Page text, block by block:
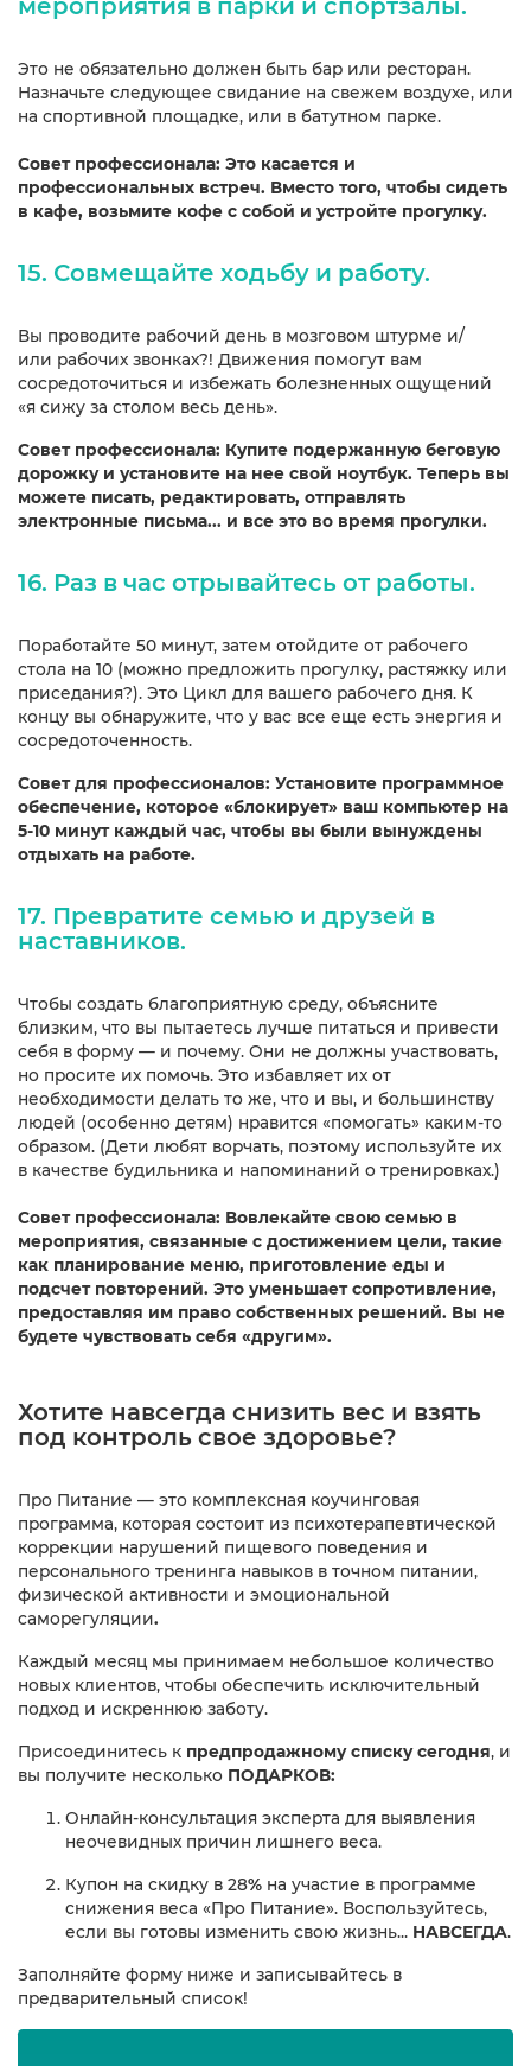
мероприятия в парки и спортзалы.
Это не обязательно должен быть бар или ресторан.
Назначьте следующее свидание на свежем воздухе, или
на спортивной площадке, или в батутном парке.
Совет профессионала: Это касается и
профессиональных встреч. Вместо того, чтобы сидеть
в кафе, возьмите кофе с собой и устройте прогулку.
15. Совмещайте ходьбу и работу.
Вы проводите рабочий день в мозговом штурме и/
или рабочих звонках?! Движения помогут вам
сосредоточиться и избежать болезненных ощущений
«я сижу за столом весь день».
Совет профессионала: Купите подержанную беговую
дорожку и установите на нее свой ноутбук. Теперь вы
можете писать, редактировать, отправлять
электронные письма... и все это во время прогулки.
16. Раз в час отрывайтесь от работы.
Поработайте 50 минут, затем отойдите от рабочего
стола на 10 (можно предложить прогулку, растяжку или
приседания?). Это Цикл для вашего рабочего дня. К
концу вы обнаружите, что у вас все еще есть энергия и
сосредоточенность.
Совет для профессионалов: Установите программное
обеспечение, которое «блокирует» ваш компьютер на
5-10 минут каждый час, чтобы вы были вынуждены
отдыхать на работе.
17. Превратите семью и друзей в
наставников.
Чтобы создать благоприятную среду, объясните
близким, что вы пытаетесь лучше питаться и привести
себя в форму — и почему. Они не должны участвовать,
но просите их помочь. Это избавляет их от
необходимости делать то же, что и вы, и большинству
людей (особенно детям) нравится «помогать» каким-то
образом. (Дети любят ворчать, поэтому используйте их
в качестве будильника и напоминаний о тренировках.)
Совет профессионала: Вовлекайте свою семью в
мероприятия, связанные с достижением цели, такие
как планирование меню, приготовление еды и
подсчет повторений. Это уменьшает сопротивление,
предоставляя им право собственных решений. Вы не
будете чувствовать себя «другим».
Хотите навсегда снизить вес и взять
под контроль свое здоровье?
Про Питание — это комплексная коучинговая
программа, которая состоит из психотерапевтической
коррекции нарушений пищевого поведения и
персонального тренинга навыков в точном питании,
физической активности и эмоциональной
саморегуляции.
Каждый месяц мы принимаем небольшое количество
новых клиентов, чтобы обеспечить исключительный
подход и искреннюю заботу.
Присоединитесь к предпродажному списку сегодня, и
вы получите несколько ПОДАРКОВ:
Онлайн-консультация эксперта для выявления
неочевидных причин лишнего веса.
Купон на скидку в 28% на участие в программе
снижения веса «Про Питание». Воспользуйтесь,
если вы готовы изменить свою жизнь... НАВСЕГДА.
Заполняйте форму ниже и записывайтесь в
предварительный список!